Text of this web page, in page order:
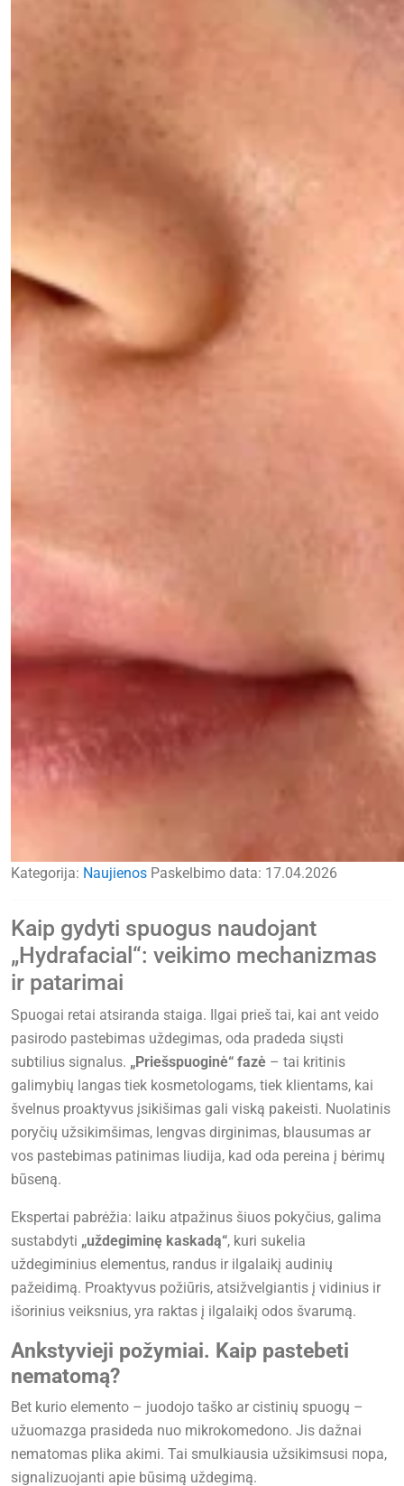
Kategorija: Naujienos Paskelbimo data: 17.04.2026
Kaip gydyti spuogus naudojant
„Hydrafacial“: veikimo mechanizmas
ir patarimai
Spuogai retai atsiranda staiga. Ilgai prieš tai, kai ant veido
pasirodo pastebimas uždegimas, oda pradeda siųsti
subtilius signalus. „Priešspuoginė“ fazė – tai kritinis
galimybių langas tiek kosmetologams, tiek klientams, kai
švelnus proaktyvus įsikišimas gali viską pakeisti. Nuolatinis
poryčių užsikimšimas, lengvas dirginimas, blausumas ar
vos pastebimas patinimas liudija, kad oda pereina į bėrimų
būseną.
Ekspertai pabrėžia: laiku atpažinus šiuos pokyčius, galima
sustabdyti „uždegiminę kaskadą“, kuri sukelia
uždegiminius elementus, randus ir ilgalaikį audinių
pažeidimą. Proaktyvus požiūris, atsižvelgiantis į vidinius ir
išorinius veiksnius, yra raktas į ilgalaikį odos švarumą.
Ankstyvieji požymiai. Kaip pastebeti
nematomą?
Bet kurio elemento – juodojo taško ar cistinių spuogų –
užuomazga prasideda nuo mikrokomedono. Jis dažnai
nematomas plika akimi. Tai smulkiausia užsikimsusi пора,
signalizuojanti apie būsimą uždegimą.